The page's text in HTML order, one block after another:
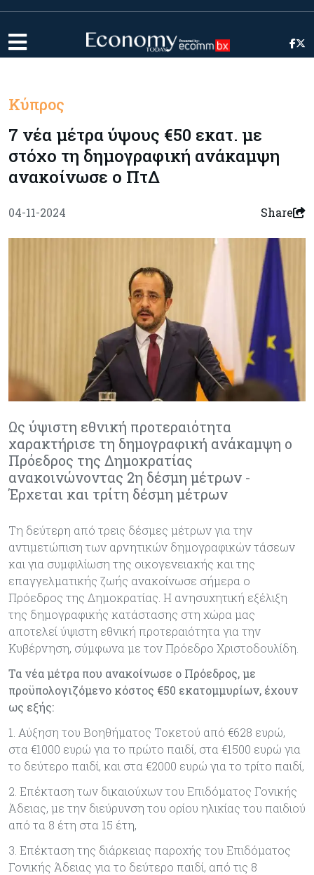
Κύπρος
7 νέα μέτρα ύψους €50 εκατ. με
στόχο τη δημογραφική ανάκαμψη
ανακοίνωσε ο ΠτΔ
04-11-2024 Share
Ως ύψιστη εθνική προτεραιότητα
χαρακτήρισε τη δημογραφική ανάκαμψη ο
Πρόεδρος της Δημοκρατίας
ανακοινώνοντας 2η δέσμη μέτρων -
Έρχεται και τρίτη δέσμη μέτρων
Τη δεύτερη από τρεις δέσμες μέτρων για την
αντιμετώπιση των αρνητικών δημογραφικών τάσεων
και για συμφιλίωση της οικογενειακής και της
επαγγελματικής ζωής ανακοίνωσε σήμερα ο
Πρόεδρος της Δημοκρατίας. Η ανησυχητική εξέλιξη
της δημογραφικής κατάστασης στη χώρα μας
αποτελεί ύψιστη εθνική προτεραιότητα για την
Κυβέρνηση, σύμφωνα με τον Πρόεδρο Χριστοδουλίδη.
Τα νέα μέτρα που ανακοίνωσε ο Πρόεδρος, με
προϋπολογιζόμενο κόστος €50 εκατομμυρίων, έχουν
ως εξής:
1. Αύξηση του Βοηθήματος Τοκετού από €628 ευρώ,
στα €1000 ευρώ για το πρώτο παιδί, στα €1500 ευρώ για
το δεύτερο παιδί, και στα €2000 ευρώ για το τρίτο παιδί,
2. Επέκταση των δικαιούχων του Επιδόματος Γονικής
Άδειας, με την διεύρυνση του ορίου ηλικίας του παιδιού
από τα 8 έτη στα 15 έτη,
3. Επέκταση της διάρκειας παροχής του Επιδόματος
Γονικής Άδειας για το δεύτερο παιδί, από τις 8